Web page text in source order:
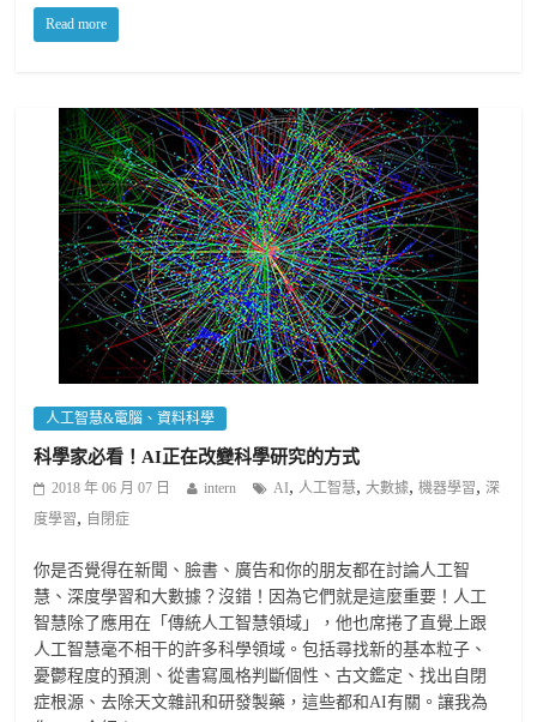
Read more
人工智慧&電腦、資料科學
科學家必看！AI正在改變科學研究的方式
2018 年 06 月 07 日 intern AI, 人工智慧,大數據,機器學習,深
度學習, 自閉症
你是否覺得在新聞、臉書、廣告和你的朋友都在討論人工智
慧、深度學習和大數據？沒錯！因為它們就是這麼重要！人工
智慧除了應用在「傳統人工智慧領域」，他也席捲了直覺上跟
人工智慧毫不相干的許多科學領域。包括尋找新的基本粒子、
憂鬱程度的預測、從書寫風格判斷個性、古文鑑定、找出自閉
症根源、去除天文雜訊和研發製藥，這些都和AI有關。讓我為